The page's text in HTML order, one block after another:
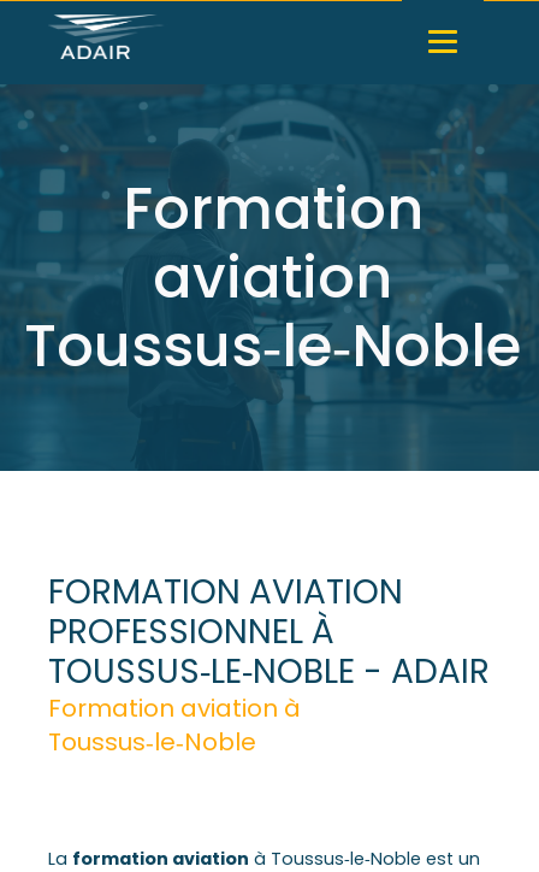
Formation
aviation
Toussus‑le‑Noble
FORMATION AVIATION
PROFESSIONNEL À
TOUSSUS‑LE‑NOBLE - ADAIR
Formation aviation à
Toussus‑le‑Noble
La formation aviation à Toussus‑le‑Noble est un